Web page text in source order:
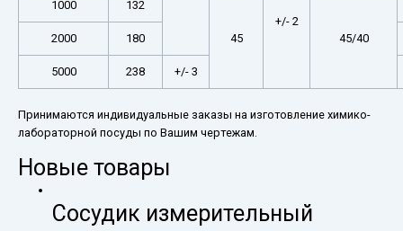
+/- 2
1000 132
45 45/40
2000 180
5000 238 +/- 3
Принимаются индивидуальные заказы на изготовление химико-
лабораторной посуды по Вашим чертежам.
Новые товары
Сосудик измерительный